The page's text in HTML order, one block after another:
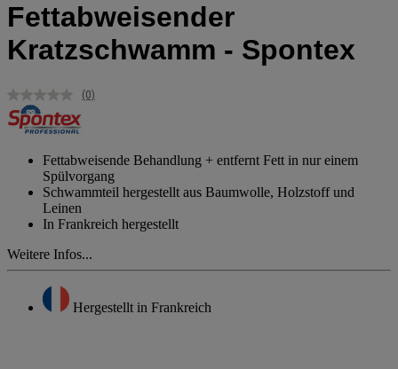
Fettabweisender
Kratzschwamm - Spontex
Kein
derselben
Seite.
(0)
Fettabweisende Behandlung + entfernt Fett in nur einem
Spülvorgang
Schwammteil hergestellt aus Baumwolle, Holzstoff und
Leinen
In Frankreich hergestellt
Weitere Infos...
Hergestellt in Frankreich